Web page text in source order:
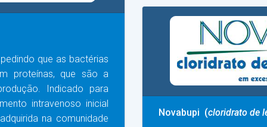
que as bactérias
proteínas, que são a
Indicado para
intravenoso inicial
na comunidade
Novabupi (cloridrato de